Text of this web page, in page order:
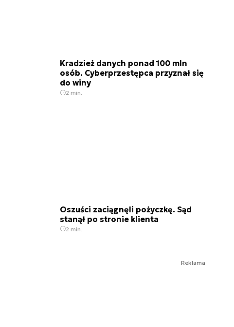
Kradzież danych ponad 100 mln
osób. Cyberprzestępca przyznał się
do winy
2 min.
Oszuści zaciągnęli pożyczkę. Sąd
stanął po stronie klienta
2 min.
Reklama